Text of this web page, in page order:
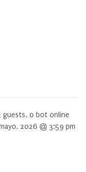
guests, 0 bot online
2026 @ 3:59 pm